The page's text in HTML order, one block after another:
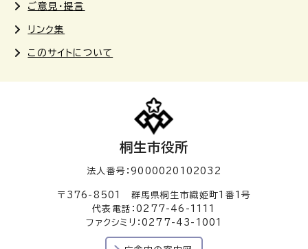
ご意見・提言
リンク集
このサイトについて
桐生市役所
法人番号：9000020102032
〒376-8501 群馬県桐生市織姫町1番1号
代表電話：0277-46-1111
ファクシミリ：0277-43-1001